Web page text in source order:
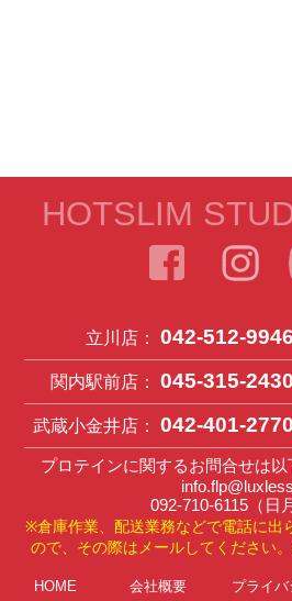
HOTSLIM
立川店： 042-512-9946
関内駅前店： 045-315-2430
武蔵小金井店： 042-401-2770
プロテインに関するお問合せは以
092-710-6115（日
※倉庫作業、配送業務などで電話に出
ので、その際はメールしてください
HOME 会社概要
プライバ